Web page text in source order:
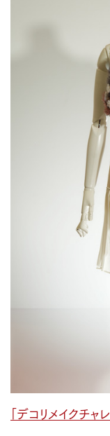
「デコリメイクチャ